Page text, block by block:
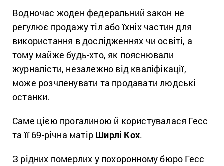
Водночас жоден федеральний закон не
регулює продажу тіл або їхніх частин для
використання в дослідженнях чи освіті, а
тому майже будь-хто, як пояснювали
журналісти, незалежно від кваліфікації,
може розчленувати та продавати людські
останки.
Саме цією прогалиною й користувалася Гесс
та її 69-річна матір Ширлі Кох.
З рідних померлих у похоронному бюро Гесс